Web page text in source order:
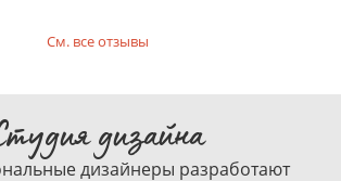
См. все отзывы
дизайна
дизайнеры разработают